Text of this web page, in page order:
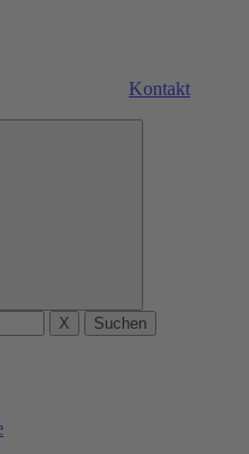
Kontakt
X Suchen